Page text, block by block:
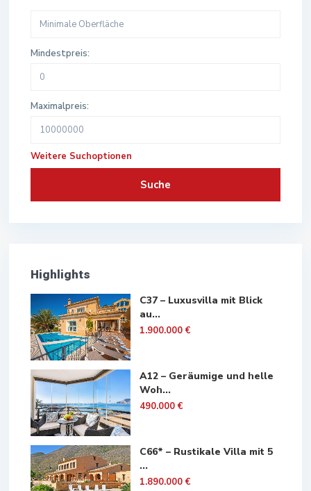
Mindestpreis:
Maximalpreis:
Weitere Suchoptionen
Suche
Highlights
C37 – Luxusvilla mit Blick
au...
1.900.000 €
A12 – Geräumige und helle
Woh...
490.000 €
C66* – Rustikale Villa mit 5
...
1.890.000 €